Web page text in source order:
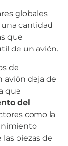
globales
una cantidad
que
de un avión.
de
avión deja de
que
del
como la
piezas de